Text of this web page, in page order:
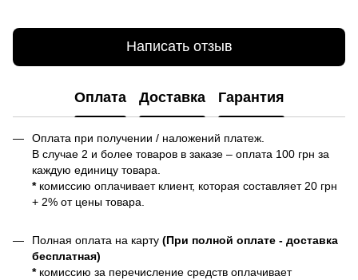
Написать отзыв
Оплата Доставка Гарантия
Оплата при получении / наложений платеж.
В случае 2 и более товаров в заказе – оплата 100 грн за
каждую единицу товара.
* комиссию оплачивает клиент, которая составляет 20 грн
+ 2% от цены товара.
Полная оплата на карту (При полной оплате - доставка
бесплатная)
* комиссию за перечисление средств оплачивает